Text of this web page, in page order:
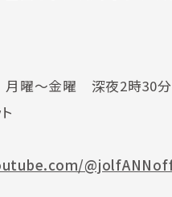
） 月曜～金曜 深夜2時